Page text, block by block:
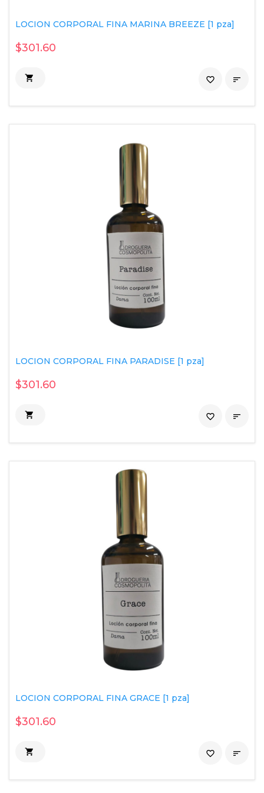
LOCION CORPORAL FINA MARINA BREEZE [1 pza]
$301.60
 
favorite_border
LOCION CORPORAL FINA PARADISE [1 pza]
$301.60
 
favorite_border
LOCION CORPORAL FINA GRACE [1 pza]
$301.60
 
favorite_border